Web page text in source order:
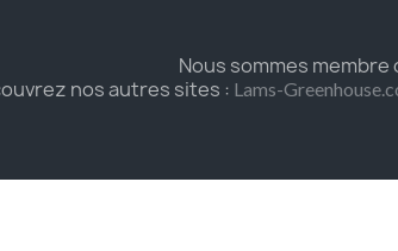
Nous sommes membre
nos autres sites : Lams-